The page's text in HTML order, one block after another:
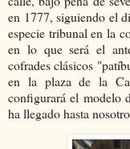
en 1777, siguiendo el
especie tribunal en la
en lo que será el
cofrades clásicos
en la plaza de la
configurará el modelo
ha llegado hasta